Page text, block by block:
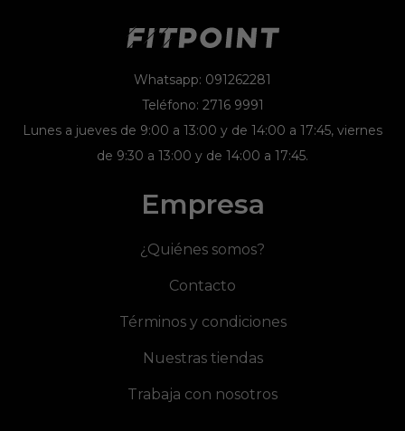
Whatsapp: 091262281
Teléfono: 2716 9991
Lunes a jueves de 9:00 a 13:00 y de 14:00 a 17:45, viernes
de 9:30 a 13:00 y de 14:00 a 17:45.
Empresa
¿Quiénes somos?
Contacto
Términos y condiciones
Nuestras tiendas
Trabaja con nosotros